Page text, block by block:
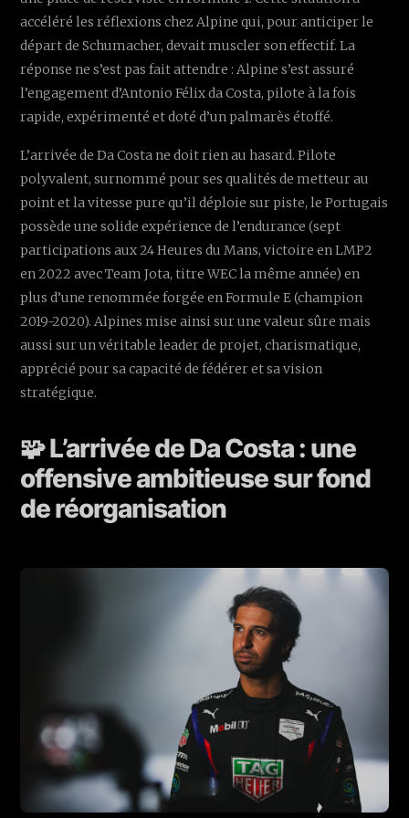
accéléré les réflexions chez Alpine qui, pour anticiper le
départ de Schumacher, devait muscler son effectif. La
réponse ne s’est pas fait attendre : Alpine s’est assuré
l’engagement d’Antonio Félix da Costa, pilote à la fois
rapide, expérimenté et doté d’un palmarès étoffé.
L’arrivée de Da Costa ne doit rien au hasard. Pilote
polyvalent, surnommé pour ses qualités de metteur au
point et la vitesse pure qu’il déploie sur piste, le Portugais
possède une solide expérience de l’endurance (sept
participations aux 24 Heures du Mans, victoire en LMP2
en 2022 avec Team Jota, titre WEC la même année) en
plus d’une renommée forgée en Formule E (champion
2019-2020). Alpines mise ainsi sur une valeur sûre mais
aussi sur un véritable leader de projet, charismatique,
apprécié pour sa capacité de fédérer et sa vision
stratégique.
🧩 L’arrivée de Da Costa : une
offensive ambitieuse sur fond
de réorganisation